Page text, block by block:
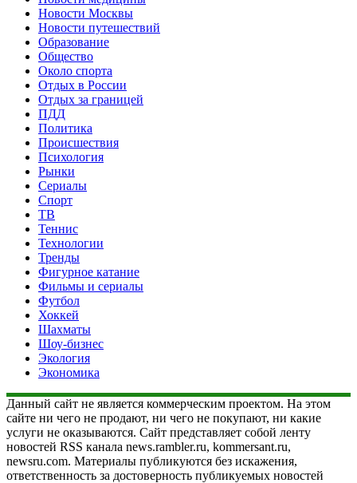
Новости Москвы
Новости путешествий
Образование
Общество
Около спорта
Отдых в России
Отдых за границей
ПДД
Политика
Происшествия
Психология
Рынки
Сериалы
Спорт
ТВ
Теннис
Технологии
Тренды
Фигурное катание
Фильмы и сериалы
Футбол
Хоккей
Шахматы
Шоу-бизнес
Экология
Экономика
Данный сайт не является коммерческим проектом. На этом
сайте ни чего не продают, ни чего не покупают, ни какие
услуги не оказываются. Сайт представляет собой ленту
новостей RSS канала news.rambler.ru, kommersant.ru,
newsru.com. Материалы публикуются без искажения,
ответственность за достоверность публикуемых новостей